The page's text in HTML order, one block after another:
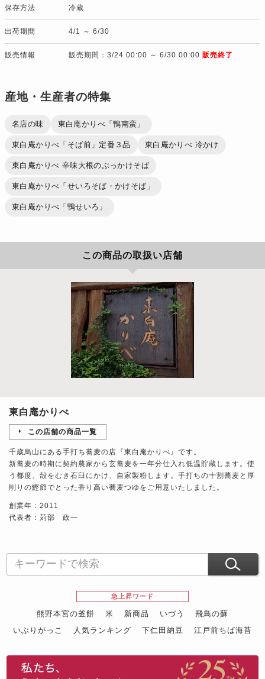
保存方法 冷蔵
出荷期間 4/1 ～ 6/30
販売情報 販売期間：3/24 00:00 ～ 6/30 00:00 販売終了
産地・生産者の特集
名店の味 東白庵かりべ「鴨南蛮」
東白庵かりべ「そば前」定番３品 東白庵かりべ 冷かけ
東白庵かりべ 辛味大根のぶっかけそば
東白庵かりべ「せいろそば・かけそば」
東白庵かりべ「鴨せいろ」
この商品の取扱い店舗
東白庵かりべ
この店舗の商品一覧
千歳烏山にある手打ち蕎麦の店『東白庵かりべ』です。
新蕎麦の時期に契約農家から玄蕎麦を一年分仕入れ低温貯蔵します。使
う都度、殻をむき石臼にかけ、自家製粉します。手打ちの十割蕎麦と厚
削りの鰹節でとった香り高い蕎麦つゆをご用意いたしました。
創業年：2011
代表者：苅部 政一
急上昇ワード
熊野本宮の釜餅 米 新商品 いづう
飛鳥の蘇
いぶりがっこ
人気ランキング 下仁田納豆
江戸前ちば海苔